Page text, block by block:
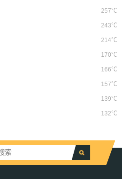
257℃
243℃
214℃
170℃
166℃
157℃
139℃
132℃